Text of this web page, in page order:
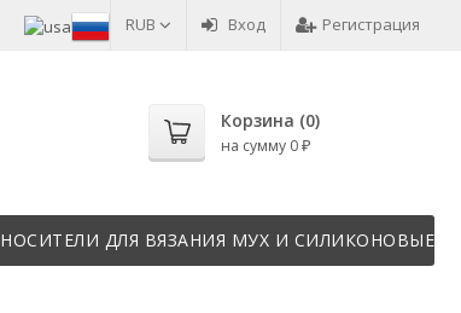
RUB Вход Регистрация
Корзина (0)
на сумму 0 ₽
НОСИТЕЛИ ДЛЯ ВЯЗАНИЯ МУХ И СИЛИКОНОВЫЕ